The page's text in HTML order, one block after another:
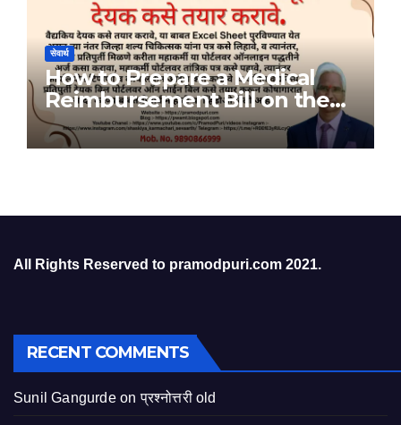
सेवार्थ
How to Prepare a Medical
Reimbursement Bill on the
Bill Portal
All Rights Reserved to pramodpuri.com 2021.
RECENT COMMENTS
Sunil Gangurdeonप्रश्नोत्तरी old